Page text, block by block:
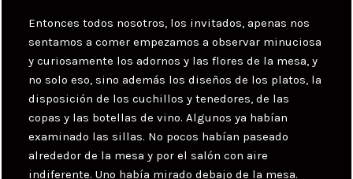
Entonces todos nosotros, los invitados, apenas nos
sentamos a comer empezamos a observar minuciosa
y curiosamente los adornos y las flores de la mesa, y
no solo eso, sino además los diseños de los platos, la
disposición de los cuchillos y tenedores, de las
copas y las botellas de vino. Algunos ya habían
examinado las sillas. No pocos habían paseado
alrededor de la mesa y por el salón con aire
indiferente. Uno había mirado debajo de la mesa.